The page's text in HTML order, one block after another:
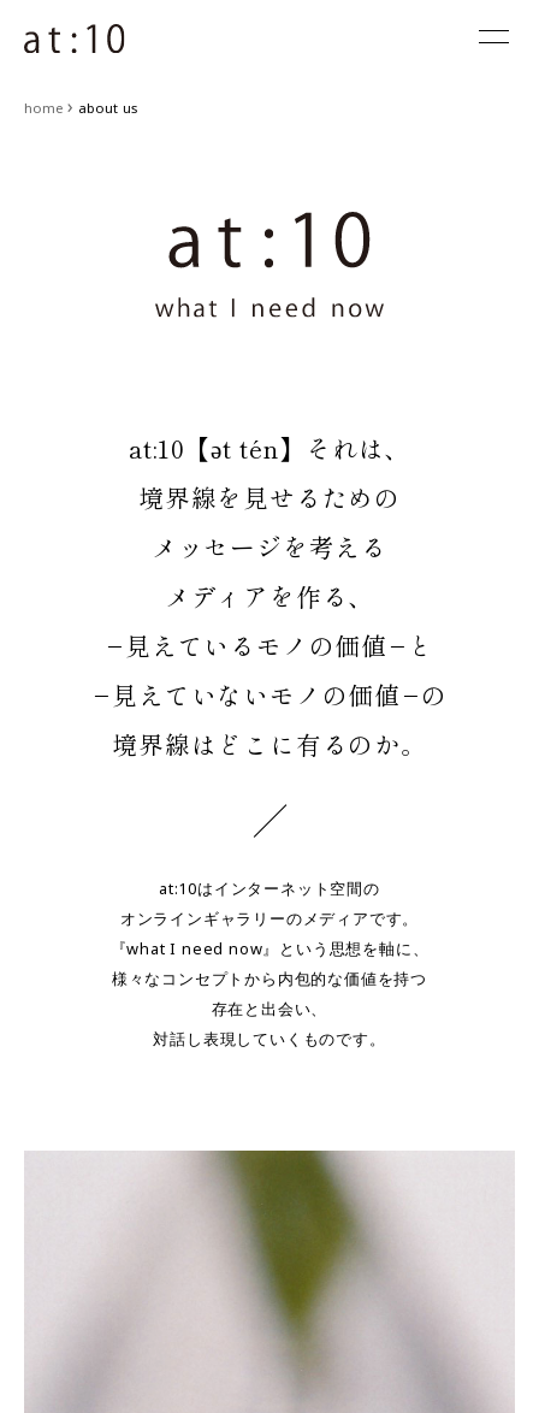
exhibition
real review
note
home › about us
at:10【ət tén】それは、
境界線を見せるための
メッセージを考える
メディアを作る、
−見えているモノの価値−と
−見えていないモノの価値−の
境界線はどこに有るのか。
at:10はインターネット空間の
オンラインギャラリーのメディアです。
『what I need now』という思想を軸に、
様々なコンセプトから内包的な価値を持つ
存在と出会い、
対話し表現していくものです。